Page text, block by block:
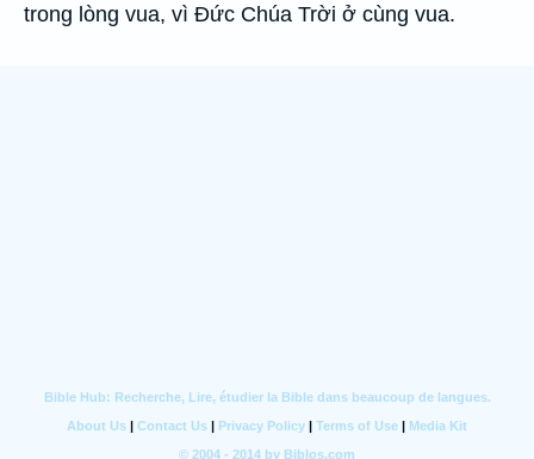
trong lòng vua, vì Ðức Chúa Trời ở cùng vua.